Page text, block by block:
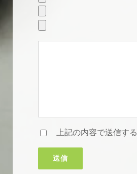
上記の内容で送信する